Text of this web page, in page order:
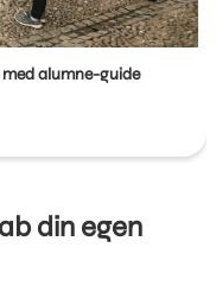
alumne-guide
din egen